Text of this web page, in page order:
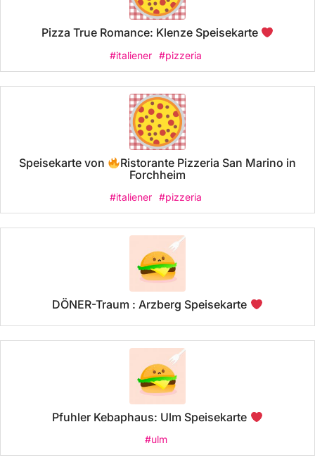
Pizza True Romance: Klenze Speisekarte
#italiener #pizzeria
Speisekarte von
Ristorante Pizzeria San Marino in
Forchheim
#italiener #pizzeria
DÖNER-Traum : Arzberg Speisekarte
Pfuhler Kebaphaus: Ulm Speisekarte
#ulm